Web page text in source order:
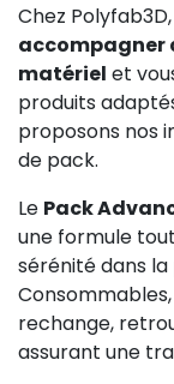
Chez
accompagner
matériel et
produits
proposons nos
de pack.
Le Pack
une formule
sérénité dans
rechange,
assurant une